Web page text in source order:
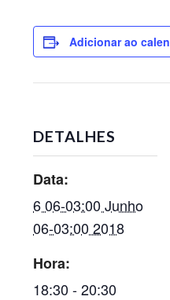
Adicionar ao
DETALHES
Data:
6 06-03:00 Junho
06-03:00 2018
Hora:
18:30 - 20:30